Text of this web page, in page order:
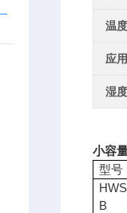
温
应
湿
小容
型号
B